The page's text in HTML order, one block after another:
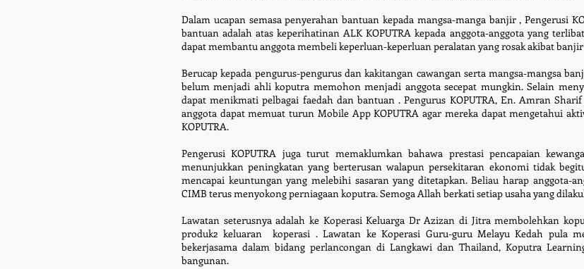
Dalam ucapan semasa penyerahan bantuan kepada mangsa-manga banjir , Pengerusi
bantuan adalah atas keperihatinan ALK KOPUTRA kepada anggota-anggota yang
dapat membantu anggota membeli keperluan-keperluan peralatan yang rosak akibat
Berucap kepada pengurus-pengurus dan kakitangan cawangan serta mangsa-mangsa
belum menjadi ahli koputra memohon menjadi anggota secepat mungkin. Selain
dapat menikmati pelbagai faedah dan bantuan . Pengurus KOPUTRA, En. Amran
anggota dapat memuat turun Mobile App KOPUTRA agar mereka dapat mengetahui
KOPUTRA.
Pengerusi KOPUTRA juga turut memaklumkan bahawa prestasi pencapaian
menunjukkan peningkatan yang berterusan walapun persekitaran ekonomi tidak
mencapai keuntungan yang melebihi sasaran yang ditetapkan. Beliau harap anggota-
CIMB terus menyokong perniagaan koputra. Semoga Allah berkati setiap usaha yang
Lawatan seterusnya adalah ke Koperasi Keluarga Dr Azizan di Jitra membolehkan
produk2 keluaran koperasi .Lawatan ke Koperasi Guru-guru Melayu Kedah pula
bekerjasama dalam bidang perlancongan di Langkawi dan Thailand, Koputra
bangunan.